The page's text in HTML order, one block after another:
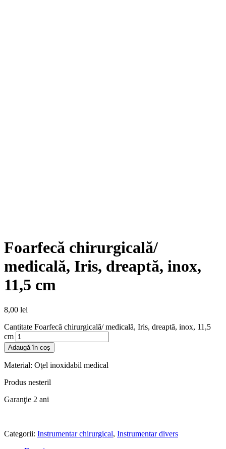
Foarfecă chirurgicală/
medicală, Iris, dreaptă, inox,
11,5 cm
8,00 lei
Cantitate Foarfecă chirurgicală/ medicală, Iris, dreaptă, inox, 11,5
cm
Adaugă în coș
Material: Oţel inoxidabil medical
Produs nesteril
Garanţie 2 ani
Categorii: Instrumentar chirurgical, Instrumentar divers